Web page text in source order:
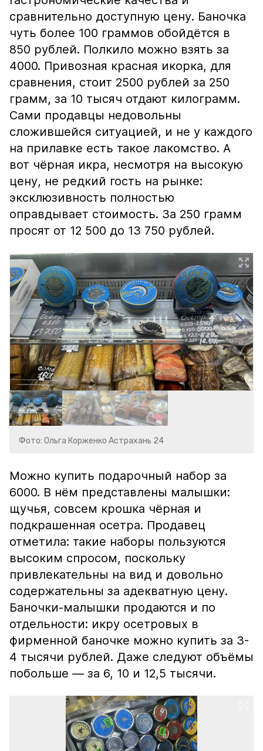
сравнительно доступную цену. Баночка
чуть более 100 граммов обойдётся в
850 рублей. Полкило можно взять за
4000. Привозная красная икорка, для
сравнения, стоит 2500 рублей за 250
грамм, за 10 тысяч отдают килограмм.
Сами продавцы недовольны
сложившейся ситуацией, и не у каждого
на прилавке есть такое лакомство. А
вот чёрная икра, несмотря на высокую
цену, не редкий гость на рынке:
эксклюзивность полностью
оправдывает стоимость. За 250 грамм
просят от 12 500 до 13 750 рублей.
Фото: Ольга Корженко Астрахань 24
Можно купить подарочный набор за
6000. В нём представлены малышки:
щучья, совсем крошка чёрная и
подкрашенная осетра. Продавец
отметила: такие наборы пользуются
высоким спросом, поскольку
привлекательны на вид и довольно
содержательны за адекватную цену.
Баночки-малышки продаются и по
отдельности: икру осетровых в
фирменной баночке можно купить за 3-
4 тысячи рублей. Даже следуют объёмы
побольше — за 6, 10 и 12,5 тысячи.